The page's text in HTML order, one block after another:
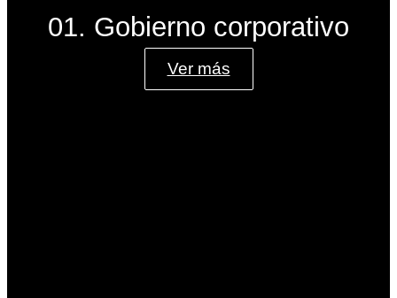
01. Gobierno corporativo
Ver más